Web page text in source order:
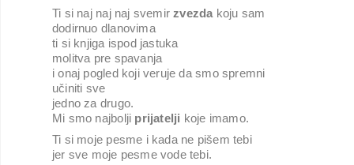
Ti si naj naj naj svemir zvezda koju sam
dodirnuo dlanovima
ti si knjiga ispod jastuka
molitva pre spavanja
i onaj pogled koji veruje da smo spremni
učiniti sve
jedno za drugo.
Mi smo najbolji prijatelji koje imamo.
Ti si moje pesme i kada ne pišem tebi
jer sve moje pesme vode tebi.